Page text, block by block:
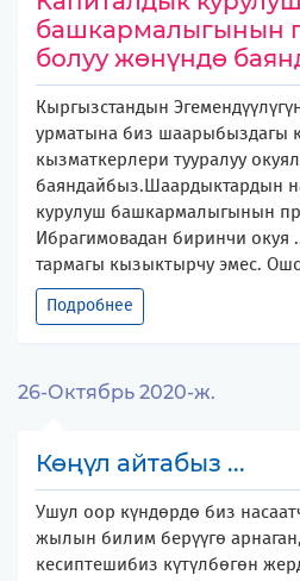
башкармалыгынын
болуу жөнүндө
Кыргызстандын
урматына биз шаарыбыздагы
кызматкерлери тууралуу
баяндайбыз.Шаардыктардын
курулуш башкармалыгынын
Ибрагимовадан биринчи окуя
тармагы кызыктырчу эмес.
Подробнее
26-Октябрь 2020-ж.
Көңүл айтабыз ...
Ушул оор күндөрдө биз
жылын билим берүүгө
кесиптешибиз күтүлбөгөн